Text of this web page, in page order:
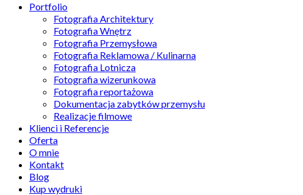
Portfolio
Fotografia Architektury
Fotografia Wnętrz
Fotografia Przemysłowa
Fotografia Reklamowa / Kulinarna
Fotografia Lotnicza
Fotografia wizerunkowa
Fotografia reportażowa
Dokumentacja zabytków przemysłu
Realizacje filmowe
Klienci i Referencje
Oferta
O mnie
Kontakt
Blog
Kup wydruki